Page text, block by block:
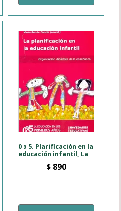
0 a 5. Planificación en la
educación infantil, La
$890